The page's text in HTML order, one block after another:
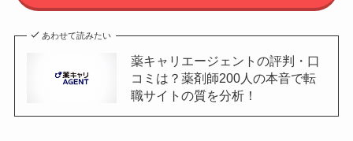
あわせて読みたい
薬キャリエージェントの評判・口
コミは？薬剤師200人の本音で転
職サイトの質を分析！